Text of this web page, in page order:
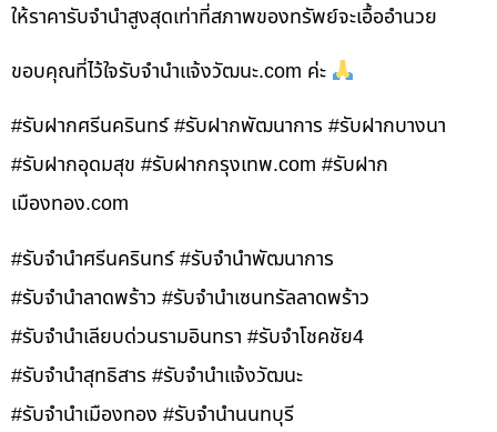
ให้ราคารับจำนำสูงสุดเท่าที่สภาพของทรัพย์จะเอื้ออำนวย
ขอบคุณที่ไว้ใจรับจำนำแจ้งวัฒนะ.com ค่ะ
#รับฝากศรีนครินทร์ #รับฝากพัฒนาการ #รับฝากบางนา
#รับฝากอุดมสุข #รับฝากกรุงเทพ.com #รับฝาก
เมืองทอง.com
#รับจำนำศรีนครินทร์ #รับจำนำพัฒนาการ
#รับจำนำลาดพร้าว #รับจำนำเซนทรัลลาดพร้าว
#รับจำนำเลียบด่วนรามอินทรา #รับจำโชคชัย4
#รับจำนำสุทธิสาร #รับจำนำแจ้งวัฒนะ
#รับจำนำเมืองทอง #รับจำนำนนทบุรี